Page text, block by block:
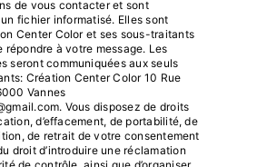
de vous contacter et sont
fichier informatisé. Elles sont
Center Color et ses sous-traitants
répondre à votre message. Les
seront communiquées aux seuls
Création Center Color 10 Rue
Vannes
Vous disposez de droits
d’effacement, de portabilité, de
de retrait de votre consentement
droit d’introduire une réclamation